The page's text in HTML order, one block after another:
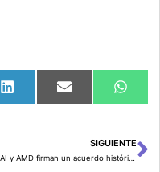
Compartir
en
LinkedInCompartir
en
Email
en
SIGUIENTE